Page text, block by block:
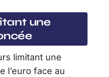
une
limitant une
l’euro face au